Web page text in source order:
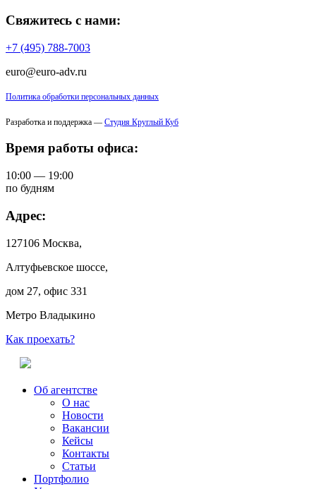
Свяжитесь с нами:
+7 (495) 788-7003
euro@euro-adv.ru
Политика обработки персональных данных
Разработка и поддержка — Студия Круглый Куб
Время работы офиса:
10:00 — 19:00
по будням
Адрес:
127106 Москва,
Алтуфьевское шоссе,
дом 27, офис 331
Метро Владыкино
Как проехать?
Об агентстве
О нас
Новости
Вакансии
Кейсы
Контакты
Статьи
Портфолио